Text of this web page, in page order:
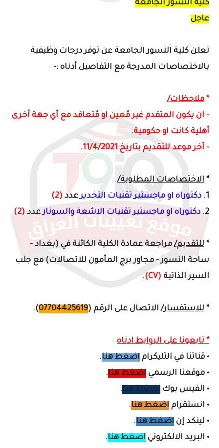
كلية النسور الجامعة
عاجل
تعلن كلية النسور الجامعة عن توفر درجات وظيفية
بالاختصاصات المدرجة مع التفاصيل أدناه :-
* ملاحظات/
- ان يكون المتقدم غير مُعين او مُتعاقد مع أي جهة أخرى
أهلية كانت او حكومية.
- آخر موعد للتقديم بتاريخ 11/4/2021.
* الاختصاصات المطلوبة/
1. دكتوراه او ماجستير تقنيات التخديرعدد (2)
2. دكتوراه او ماجستير تقنيات الاشعة والسونارعدد(2)
* للتقديم/مراجعة عمادة الكلية الكائنة في (بغداد -
ساحة النسور - مجاور برج المأمون للاتصالات) مع جلب
السير الذاتية (CV)
.
* للاستفسار/الاتصال على الرقم (07704425619
).
* تابعونا على الروابط ادناه
• قناتنا في التليكرام اضغط هنا.
• موقعنا الرسمي اضغط هنا.
• الفيس بوك اضغط هنا.
• انستقرام اضغط هنا.
• لينكد إن اضغط هنا.
• البريد الالكتروني اضغط هنا.